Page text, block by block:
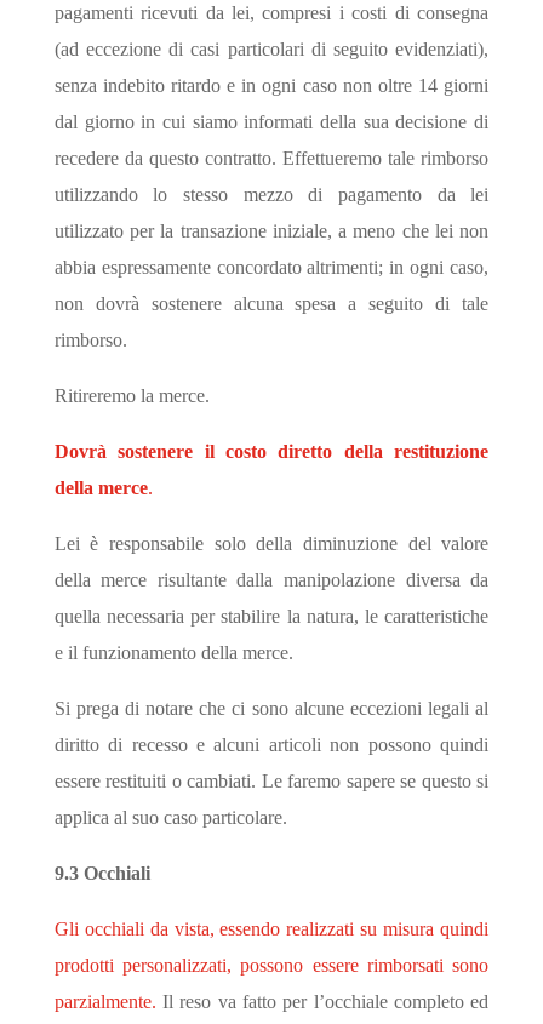
pagamenti ricevuti da lei, compresi i costi di consegna
(ad eccezione di casi particolari di seguito evidenziati),
senza indebito ritardo e in ogni caso non oltre 14 giorni
dal giorno in cui siamo informati della sua decisione di
recedere da questo contratto. Effettueremo tale rimborso
utilizzando lo stesso mezzo di pagamento da lei
utilizzato per la transazione iniziale, a meno che lei non
abbia espressamente concordato altrimenti; in ogni caso,
non dovrà sostenere alcuna spesa a seguito di tale
rimborso.
Ritireremo la merce.
Dovrà sostenere il costo diretto della restituzione
della merce.
Lei è responsabile solo della diminuzione del valore
della merce risultante dalla manipolazione diversa da
quella necessaria per stabilire la natura, le caratteristiche
e il funzionamento della merce.
Si prega di notare che ci sono alcune eccezioni legali al
diritto di recesso e alcuni articoli non possono quindi
essere restituiti o cambiati. Le faremo sapere se questo si
applica al suo caso particolare.
9.3 Occhiali
Gli occhiali da vista, essendo realizzati su misura quindi
prodotti personalizzati, possono essere rimborsati sono
parzialmente. Il reso va fatto per l’occhiale completo ed